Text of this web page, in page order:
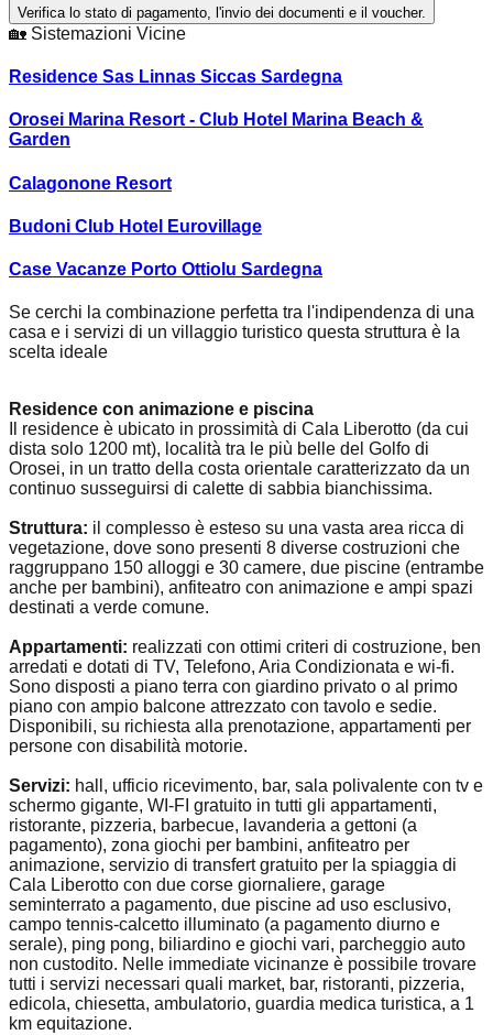
Verifica lo stato di pagamento, l'invio dei documenti e il voucher.
🏡 Sistemazioni Vicine
Residence Sas Linnas Siccas Sardegna
Orosei Marina Resort - Club Hotel Marina Beach &
Garden
Calagonone Resort
Budoni Club Hotel Eurovillage
Case Vacanze Porto Ottiolu Sardegna
Se cerchi la combinazione perfetta tra l'indipendenza di una
casa e i servizi di un villaggio turistico questa struttura è la
scelta ideale
Residence con animazione e piscina
Il residence è ubicato in prossimità di Cala Liberotto (da cui
dista solo 1200 mt), località tra le più belle del Golfo di
Orosei, in un tratto della costa orientale caratterizzato da un
continuo susseguirsi di calette di sabbia bianchissima.
Struttura: il complesso è esteso su una vasta area ricca di
vegetazione, dove sono presenti 8 diverse costruzioni che
raggruppano 150 alloggi e 30 camere, due piscine (entrambe
anche per bambini), anfiteatro con animazione e ampi spazi
destinati a verde comune.
Appartamenti: realizzati con ottimi criteri di costruzione, ben
arredati e dotati di TV, Telefono, Aria Condizionata e wi-fi.
Sono disposti a piano terra con giardino privato o al primo
piano con ampio balcone attrezzato con tavolo e sedie.
Disponibili, su richiesta alla prenotazione, appartamenti per
persone con disabilità motorie.
Servizi: hall, ufficio ricevimento, bar, sala polivalente con tv e
schermo gigante, WI-FI gratuito in tutti gli appartamenti,
ristorante, pizzeria, barbecue, lavanderia a gettoni (a
pagamento), zona giochi per bambini, anfiteatro per
animazione, servizio di transfert gratuito per la spiaggia di
Cala Liberotto con due corse giornaliere, garage
seminterrato a pagamento, due piscine ad uso esclusivo,
campo tennis-calcetto illuminato (a pagamento diurno e
serale), ping pong, biliardino e giochi vari, parcheggio auto
non custodito. Nelle immediate vicinanze è possibile trovare
tutti i servizi necessari quali market, bar, ristoranti, pizzeria,
edicola, chiesetta, ambulatorio, guardia medica turistica, a 1
km equitazione.